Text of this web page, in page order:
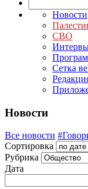
Новости
СВО
Сетка
Новости
Все новости
Сортировка
Рубрика
Дата